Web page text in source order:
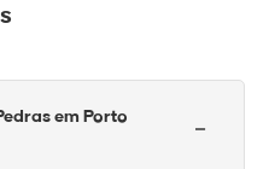
em Porto
−